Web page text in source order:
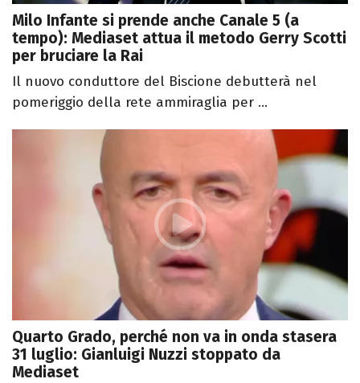
Milo Infante si prende anche Canale 5 (a
tempo): Mediaset attua il metodo Gerry Scotti
per bruciare la Rai
Il nuovo conduttore del Biscione debutterà nel
pomeriggio della rete ammiraglia per ...
Quarto Grado, perché non va in onda stasera
31 luglio: Gianluigi Nuzzi stoppato da
Mediaset